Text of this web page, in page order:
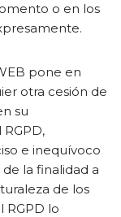
o en los
pone en
otra cesión de
su
e inequívoco
la finalidad a
de los
RGPD lo